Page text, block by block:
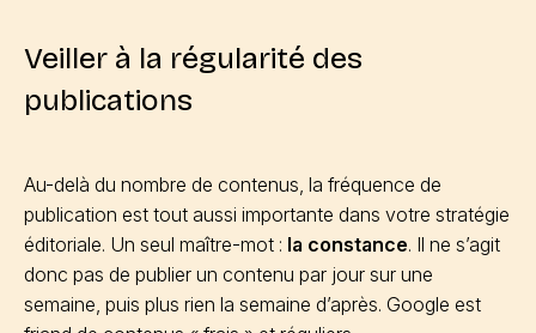
Veiller à la régularité des
publications
Au-delà du nombre de contenus, la fréquence de
publication est tout aussi importante dans votre stratégie
éditoriale. Un seul maître-mot : la constance. Il ne s’agit
donc pas de publier un contenu par jour sur une
semaine, puis plus rien la semaine d’après. Google est